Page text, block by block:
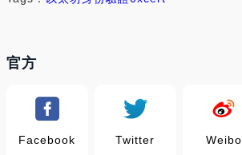
官方
Facebook Twitter Weibo